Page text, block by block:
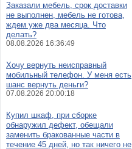
Заказали мебель, срок доставки
не выполнен, мебель не готова,
ждем уже два месяца. Что
делать?
08.08.2026 16:36:49
Хочу вернуть неисправный
мобильный телефон. У меня есть
шанс вернуть деньги?
07.08.2026 20:00:18
Купил шкаф, при сборке
обнаружил дефект, обещали
заменить бракованные части в
течение 45 дней, но так ничего не